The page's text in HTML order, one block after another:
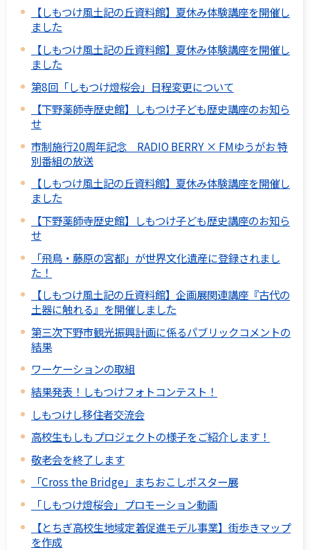
【しもつけ風土記の丘資料館】夏休み体験講座を開催し
ました
【しもつけ風土記の丘資料館】夏休み体験講座を開催し
ました
第8回「しもつけ燈桜会」日程変更について
【下野薬師寺歴史館】しもつけ子ども歴史講座のお知ら
せ
市制施行20周年記念 RADIO BERRY × FMゆうがお 特
別番組の放送
【しもつけ風土記の丘資料館】夏休み体験講座を開催し
ました
【下野薬師寺歴史館】しもつけ子ども歴史講座のお知ら
せ
「飛鳥・藤原の宮都」が世界文化遺産に登録されまし
た！
【しもつけ風土記の丘資料館】企画展関連講座『古代の
土器に触れる』を開催しました
第三次下野市観光振興計画に係るパブリックコメントの
結果
ワーケーションの取組
結果発表！しもつけフォトコンテスト！
しもつけし移住者交流会
高校生もしもプロジェクトの様子をご紹介します！
敬老会を終了します
「Cross the Bridge」まちおこしポスター展
「しもつけ燈桜会」プロモーション動画
【とちぎ高校生地域定着促進モデル事業】街歩きマップ
を作成